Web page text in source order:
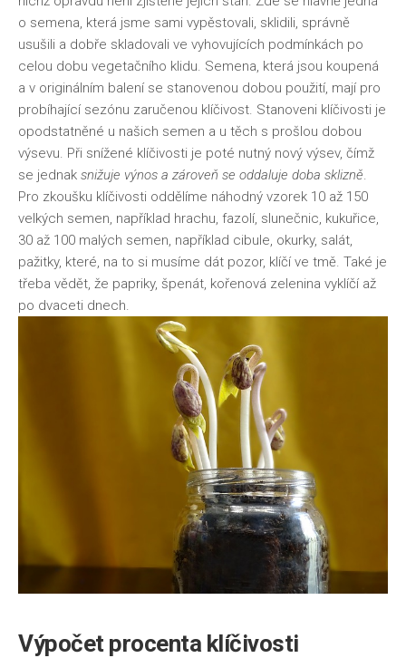
o semena, která jsme sami vypěstovali, sklidili, správně
usušili a dobře skladovali ve vyhovujících podmínkách po
celou dobu vegetačního klidu. Semena, která jsou koupená
a v originálním balení se stanovenou dobou použití, mají pro
probíhající sezónu zaručenou klíčivost. Stanoveni klíčivosti je
opodstatněné u našich semen a u těch s prošlou dobou
výsevu. Při snížené klíčivosti je poté nutný nový výsev, čímž
se jednak snižuje výnos a zároveň se oddaluje doba sklizně.
Pro zkoušku klíčivosti oddělíme náhodný vzorek 10 až 150
velkých semen, například hrachu, fazolí, slunečnic, kukuřice,
30 až 100 malých semen, například cibule, okurky, salát,
pažitky, které, na to si musíme dát pozor, klíčí ve tmě. Také je
třeba vědět, že papriky, špenát, kořenová zelenina vyklíčí až
po dvaceti dnech.
Výpočet procenta klíčivosti